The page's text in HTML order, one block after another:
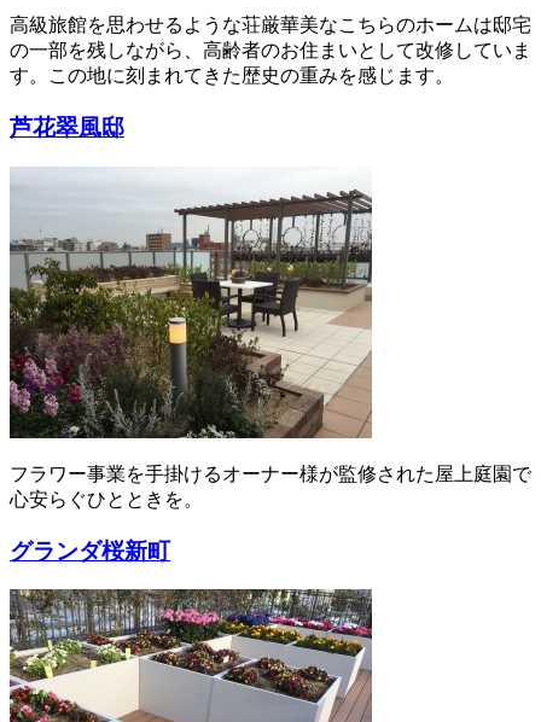
高級旅館を思わせるような荘厳華美なこちらのホームは邸宅
の一部を残しながら、高齢者のお住まいとして改修していま
す。この地に刻まれてきた歴史の重みを感じます。
芦花翠風邸
フラワー事業を手掛けるオーナー様が監修された屋上庭園で
心安らぐひとときを。
グランダ桜新町